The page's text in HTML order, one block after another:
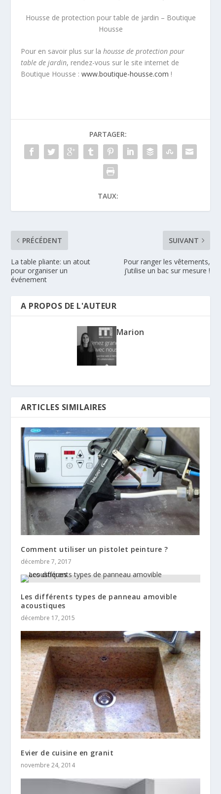
Housse de protection pour table de jardin – Boutique
Housse
Pour en savoir plus sur lahousse de protection pour
table de jardin, rendez-vous sur le site internet de
Boutique Housse :www.boutique-housse.com !
PARTAGER:
TAUX:
PRÉCÉDENT
La table pliante: un atout
pour organiser un
événement
SUIVANT
Pour ranger les vêtements,
j’utilise un bac sur mesure !
A PROPOS DE L'AUTEUR
Marion
ARTICLES SIMILAIRES
Comment utiliser un pistolet peinture ?
décembre 7, 2017
Les différents types de panneau amovible
acoustiques
décembre 17, 2015
Evier de cuisine en granit
novembre 24, 2014